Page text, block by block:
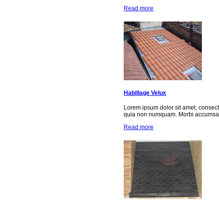
Read more
Habillage Velux
Lorem ipsum dolor sit amet,
quia non numquam. Morbi
Read more